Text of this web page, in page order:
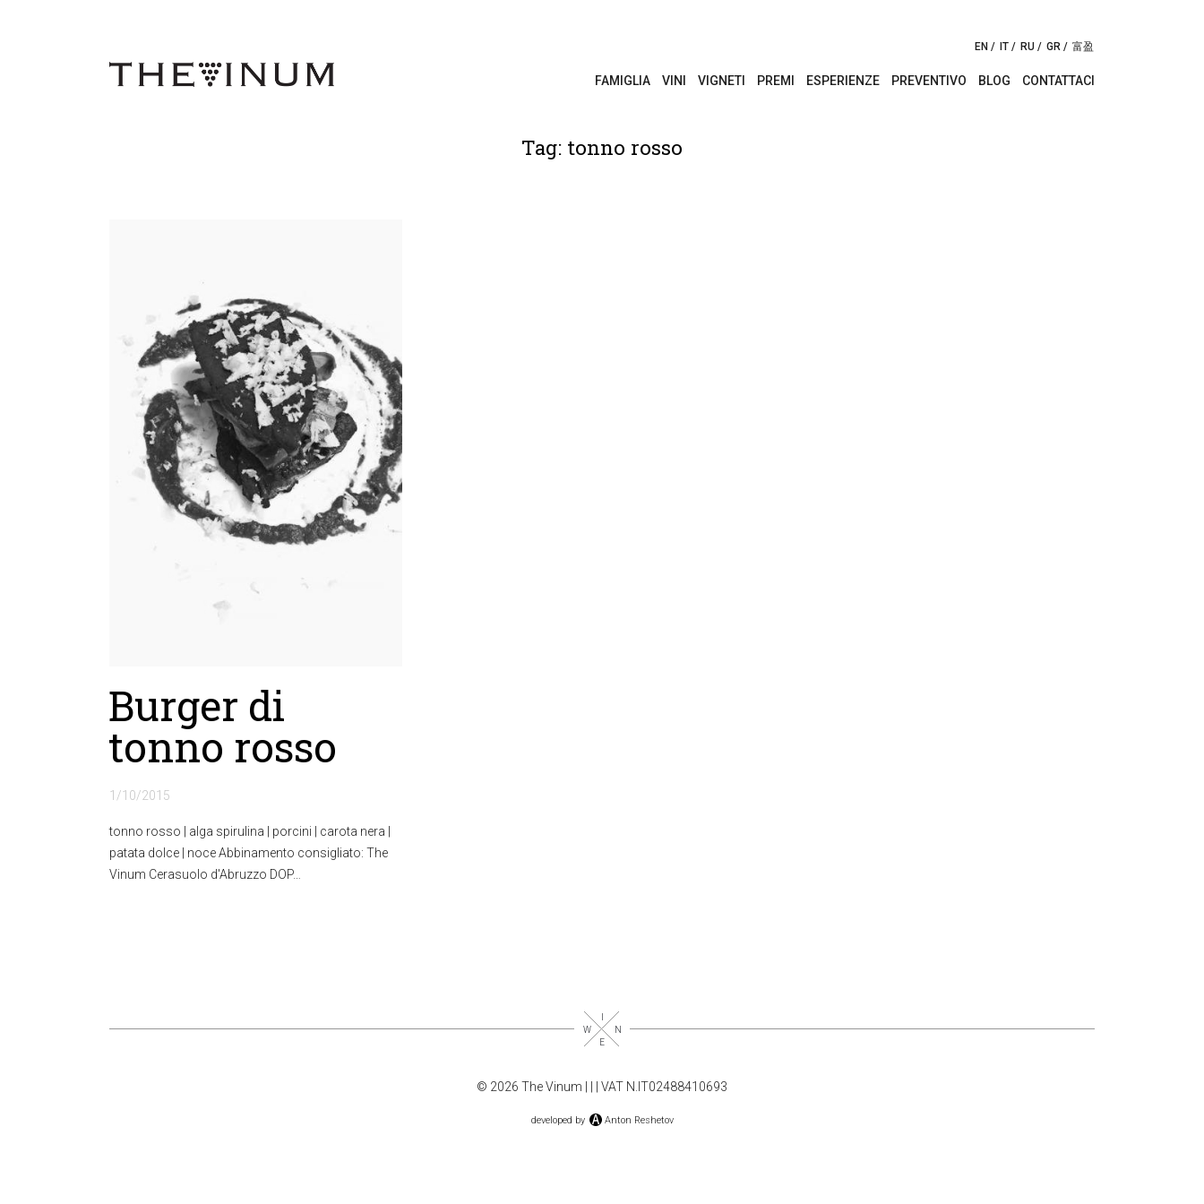
EN IT RU GR 富盈
FAMIGLIA VINI VIGNETI PREMI ESPERIENZE PREVENTIVO BLOG CONTATTACI
Tag: tonno rosso
Burger di
tonno rosso
1/10/2015
tonno rosso | alga spirulina | porcini | carota nera |
patata dolce | noce Abbinamento consigliato: The
Vinum Cerasuolo d'Abruzzo DOP…
© 2026 The Vinum | | VAT N.IT02488410693
developed by Anton Reshetov